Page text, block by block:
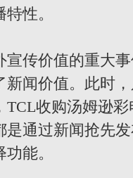
性。
宣传价值的重大
闻价值。此时
收购汤姆逊
是通过新闻抢先
能。